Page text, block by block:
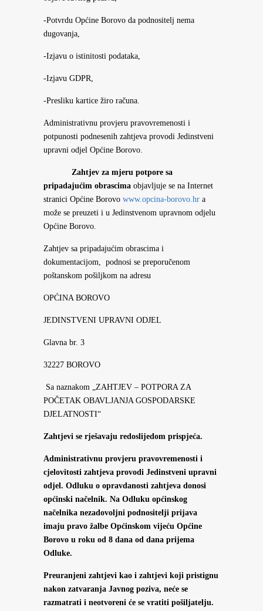
-Potvrdu Općine Borovo da podnositelj nema
dugovanja,
-Izjavu o istinitosti podataka,
-Izjavu GDPR,
-Presliku kartice žiro računa.
Administrativnu provjeru pravovremenosti i
potpunosti podnesenih zahtjeva provodi Jedinstveni
upravni odjel Općine Borovo.
Zahtjev za mjeru potpore sa
pripadajućim obrascima objavljuje se na Internet
stranici Općine Borovo www.opcina-borovo.hr a
može se preuzeti i u Jedinstvenom upravnom odjelu
Općine Borovo.
Zahtjev sa pripadajućim obrascima i
dokumentacijom, podnosi se preporučenom
poštanskom pošiljkom na adresu
OPĆINA BOROVO
JEDINSTVENI UPRAVNI ODJEL
Glavna br. 3
32227 BOROVO
Sa naznakom „ZAHTJEV – POTPORA ZA
POČETAK OBAVLJANJA GOSPODARSKE
DJELATNOSTI“
Zahtjevi se rješavaju redoslijedom prispjeća.
Administrativnu provjeru pravovremenosti i
cjelovitosti zahtjeva provodi Jedinstveni upravni
odjel. Odluku o opravdanosti zahtjeva donosi
općinski načelnik. Na Odluku općinskog
načelnika nezadovoljni podnositelji prijava
imaju pravo žalbe Općinskom vijeću Općine
Borovo u roku od 8 dana od dana prijema
Odluke.
Preuranjeni zahtjevi kao i zahtjevi koji pristignu
nakon zatvaranja Javnog poziva, neće se
razmatrati i neotvoreni će se vratiti pošiljatelju.